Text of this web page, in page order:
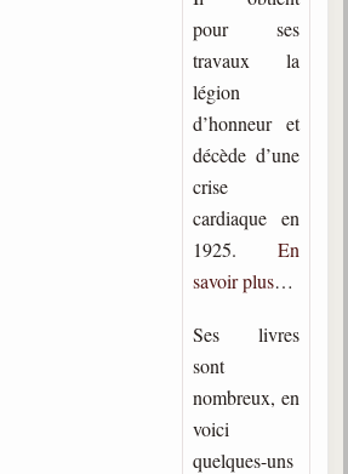
pour ses
travaux la
légion
d’honneur et
décède d’une
crise
cardiaque en
1925. En
savoir plus…
Ses livres
sont
nombreux, en
voici
quelques-uns